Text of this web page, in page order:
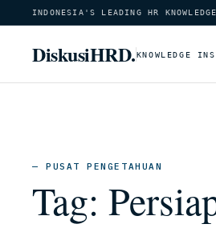
INDONESIA'S LEADING HR
DiskusiHRD.KNOWLEDGE
— PUSAT PENGETAHUAN
Tag: